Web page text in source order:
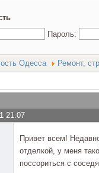
Пароль:
Одесса Ремонт,
21:07
Привет всем!
отделкой, у меня
поссориться с